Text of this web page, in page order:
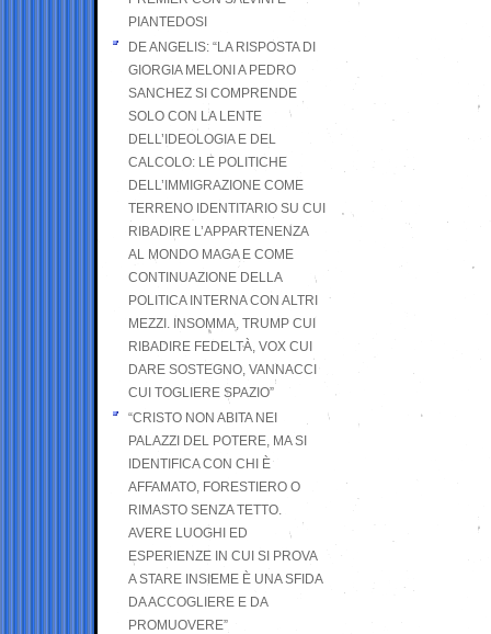
PIANTEDOSI
DE ANGELIS: “LA RISPOSTA DI
GIORGIA MELONI A PEDRO
SANCHEZ SI COMPRENDE
SOLO CON LA LENTE
DELL’IDEOLOGIA E DEL
CALCOLO: LE POLITICHE
DELL’IMMIGRAZIONE COME
TERRENO IDENTITARIO SU CUI
RIBADIRE L’APPARTENENZA
AL MONDO MAGA E COME
CONTINUAZIONE DELLA
POLITICA INTERNA CON ALTRI
MEZZI. INSOMMA, TRUMP CUI
RIBADIRE FEDELTÀ, VOX CUI
DARE SOSTEGNO, VANNACCI
CUI TOGLIERE SPAZIO”
“CRISTO NON ABITA NEI
PALAZZI DEL POTERE, MA SI
IDENTIFICA CON CHI È
AFFAMATO, FORESTIERO O
RIMASTO SENZA TETTO.
AVERE LUOGHI ED
ESPERIENZE IN CUI SI PROVA
A STARE INSIEME È UNA SFIDA
DA ACCOGLIERE E DA
PROMUOVERE”